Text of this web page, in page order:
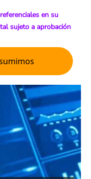
en su
sujeto a aprobación